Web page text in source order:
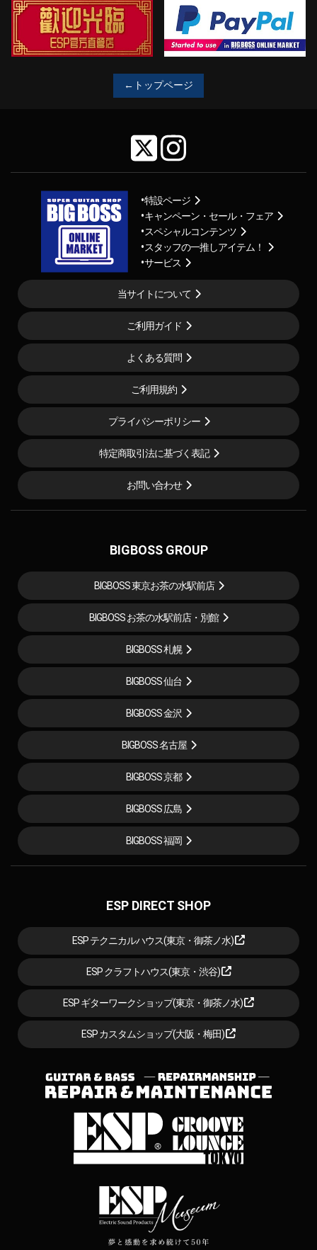
←トップページ
特設ページ
キャンペーン・セール・フェア
スペシャルコンテンツ
スタッフの一推しアイテム！
サービス
当サイトについて
ご利用ガイド
よくある質問
ご利用規約
プライバシーポリシー
特定商取引法に基づく表記
お問い合わせ
BIGBOSS GROUP
BIGBOSS 東京お茶の水駅前店
BIGBOSS お茶の水駅前店・別館
BIGBOSS 札幌
BIGBOSS 仙台
BIGBOSS 金沢
BIGBOSS 名古屋
BIGBOSS 京都
BIGBOSS 広島
BIGBOSS 福岡
ESP DIRECT SHOP
ESP テクニカルハウス(東京・御茶ノ水)
ESP クラフトハウス(東京・渋谷)
ESP ギターワークショップ(東京・御茶ノ水)
ESP カスタムショップ(大阪・梅田)